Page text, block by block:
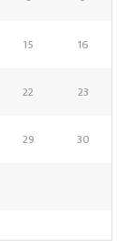
15 16
22 23
29 30